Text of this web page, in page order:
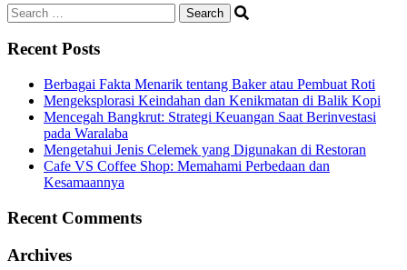
Search
for:
Recent Posts
Berbagai Fakta Menarik tentang Baker atau Pembuat Roti
Mengeksplorasi Keindahan dan Kenikmatan di Balik Kopi
Mencegah Bangkrut: Strategi Keuangan Saat Berinvestasi
pada Waralaba
Mengetahui Jenis Celemek yang Digunakan di Restoran
Cafe VS Coffee Shop: Memahami Perbedaan dan
Kesamaannya
Recent Comments
Archives